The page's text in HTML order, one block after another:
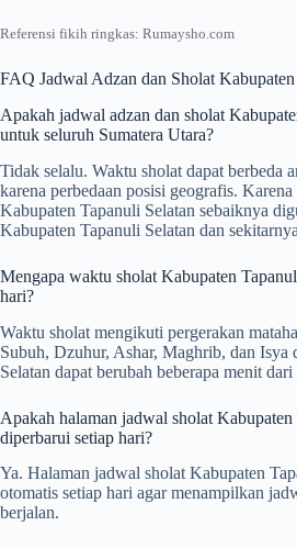
Referensi fikih ringkas: Rumaysho.com
FAQ Jadwal Adzan dan Sholat
Apakah jadwal adzan dan sholat
untuk seluruh Sumatera Utara?
Tidak selalu. Waktu sholat dapat berbeda
karena perbedaan posisi geografis.
Kabupaten Tapanuli Selatan sebaiknya
Kabupaten Tapanuli Selatan dan
Mengapa waktu sholat Kabupaten
hari?
Waktu sholat mengikuti pergerakan
Subuh, Dzuhur, Ashar, Maghrib, dan Isya
Selatan dapat berubah beberapa menit
Apakah halaman jadwal sholat
diperbarui setiap hari?
Ya. Halaman jadwal sholat Kabupaten
otomatis setiap hari agar menampilkan
berjalan.